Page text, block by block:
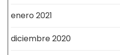
enero 2021
diciembre 2020